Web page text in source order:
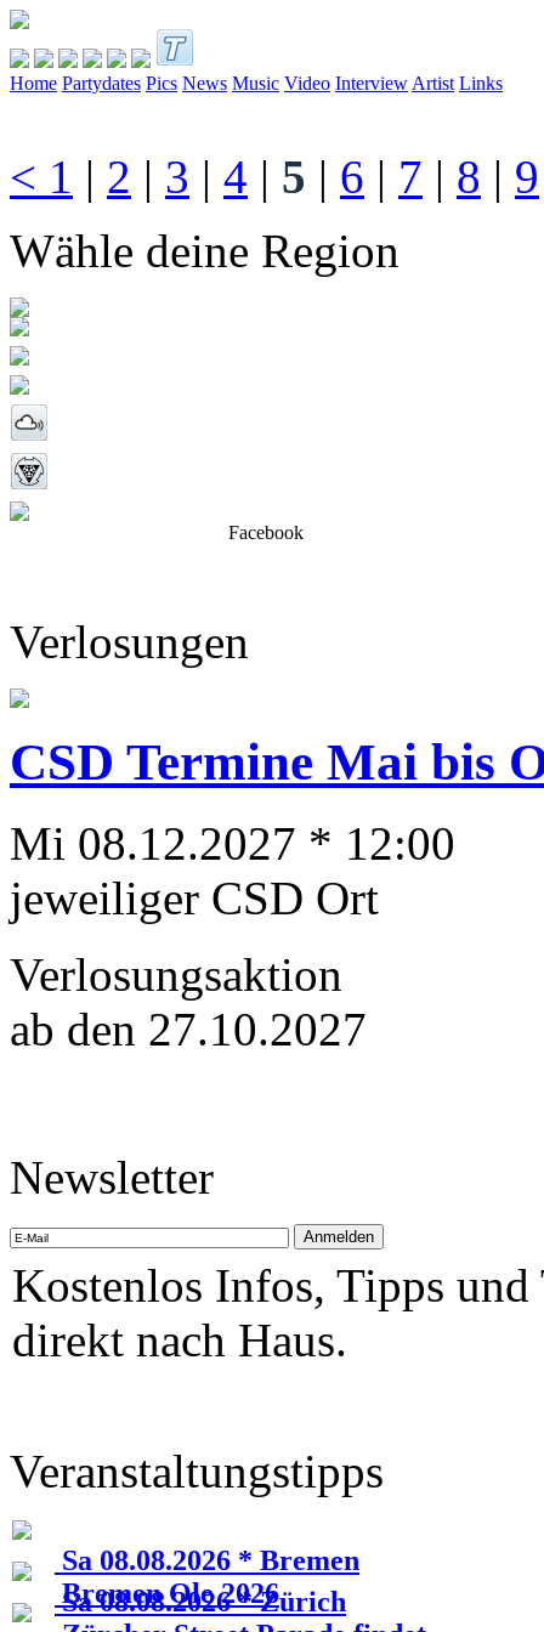
Home Partydates Pics News Music Video Interview Artist Links
< 1 | 2 | 3 | 4 | 5 | 6 | 7 | 8 | 9
Wähle deine Region
Facebook
Verlosungen
CSD Termine Mai bis
Mi 08.12.2027 * 12:00
jeweiliger CSD Ort
Verlosungsaktion
ab den 27.10.2027
Newsletter
Kostenlos Infos, Tipps
direkt nach Haus.
Veranstaltungstipps
Sa 08.08.2026 * Bremen
Bremen Ole 2026
Sa 08.08.2026 * Zürich